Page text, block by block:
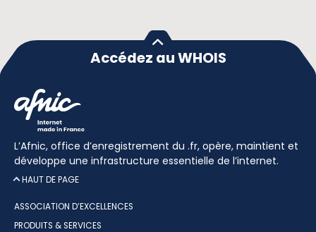
Accédez au WHOIS
L’Afnic, office d’enregistrement du .fr, opère, maintient et
développe une infrastructure essentielle de l’internet.
HAUT DE PAGE
ASSOCIATION D’EXCELLENCES
PRODUITS & SERVICES